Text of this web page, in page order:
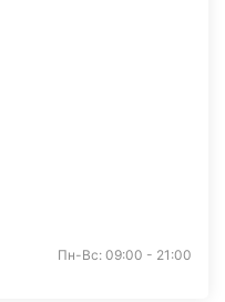
Пн-Вс: 09:00 - 21:00